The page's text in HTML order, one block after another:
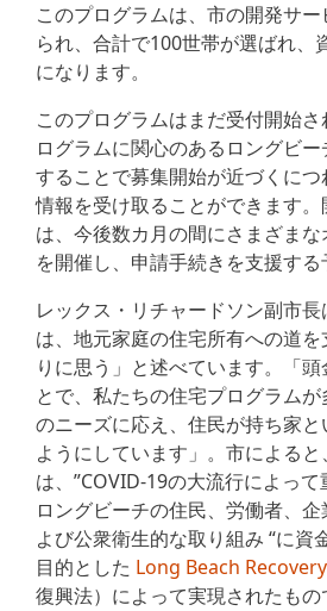
このプログラムは、市の開発サ
られ、合計で100世帯が選ばれ、
になります。
このプログラムはまだ受付開始
ログラムに関心のあるロングビ
することで募集開始が近づくに
情報を受け取ることができます
は、今後数カ月の間にさまざま
を開催し、申請手続きを支援する
レックス・リチャードソン副市
は、地元家庭の住宅所有への道
りに思う」と述べています。「
とで、私たちの住宅プログラム
のニーズに応え、住民が持ち家
ようにしています」。市による
は、”COVID-19の大流行によっ
ロングビーチの住民、労働者、
よび公衆衛生的な取り組み “に資
目的とした Long Beach
復興法）によって実現されたもの